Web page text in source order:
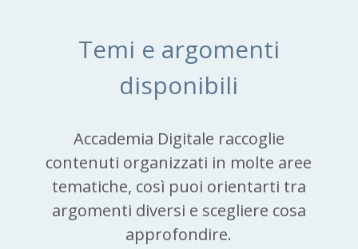
Temi e argomenti
disponibili
Accademia Digitale raccoglie
contenuti organizzati in molte aree
tematiche, così puoi orientarti tra
argomenti diversi e scegliere cosa
approfondire.